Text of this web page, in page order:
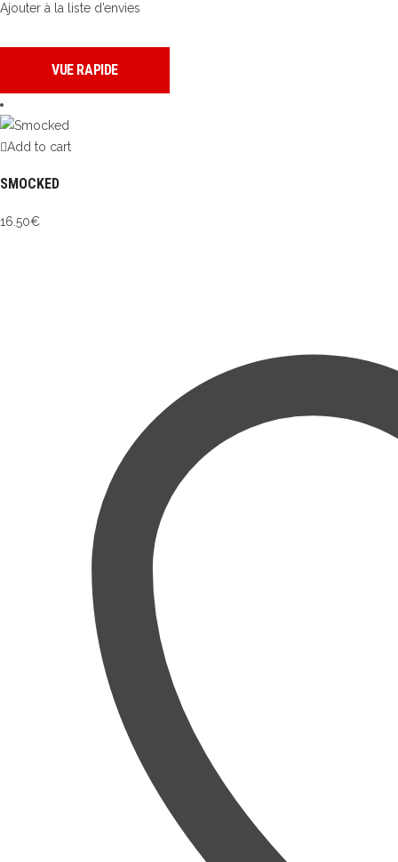
Ajouter à la liste d’envies
VUE RAPIDE
Add to cart
SMOCKED
16.50€